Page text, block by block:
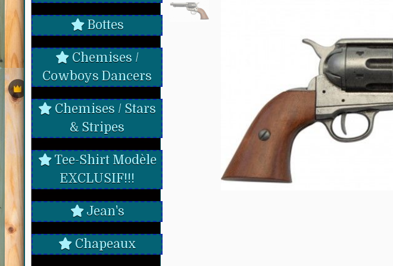
Bottes
Chemises /
Cowboys Dancers
Chemises / Stars
& Stripes
Tee-Shirt Modèle
EXCLUSIF!!!
Jean's
Chapeaux